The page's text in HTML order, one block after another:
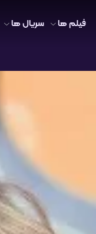
فیلم ها سریال ها